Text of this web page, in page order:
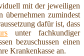
mit der jeweiligen
übernehmen zumindest
dafür ist, dass
unter fachkundiger
bezuschussen einen
Krankenkasse an.